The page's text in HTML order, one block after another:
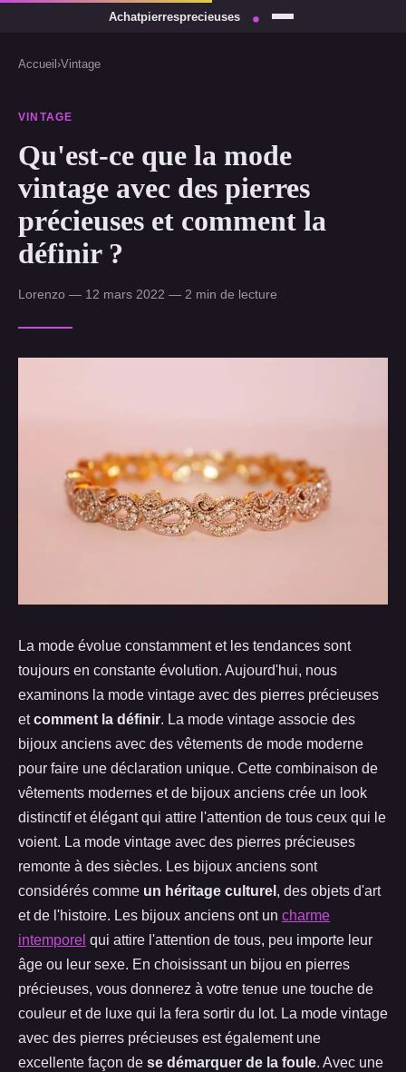
Accueil ›Vintage
VINTAGE
Qu'est-ce que la mode
vintage avec des pierres
précieuses et comment la
définir ?
Lorenzo — 12 mars 2022 — 2 min de lecture
La mode évolue constamment et les tendances sont
toujours en constante évolution. Aujourd'hui, nous
examinons la mode vintage avec des pierres précieuses
etcomment la définir. La mode vintage associe des
bijoux anciens avec des vêtements de mode moderne
pour faire une déclaration unique. Cette combinaison de
vêtements modernes et de bijoux anciens crée un look
distinctif et élégant qui attire l'attention de tous ceux qui le
voient. La mode vintage avec des pierres précieuses
remonte à des siècles. Les bijoux anciens sont
considérés comme un héritage culturel , des objets d'art
et de l'histoire. Les bijoux anciens ont un charme
intemporel qui attire l'attention de tous, peu importe leur
âge ou leur sexe. En choisissant un bijou en pierres
précieuses, vous donnerez à votre tenue une touche de
couleur et de luxe qui la fera sortir du lot. La mode vintage
avec des pierres précieuses est également une
excellente façon de se démarquer de la foule. Avec une